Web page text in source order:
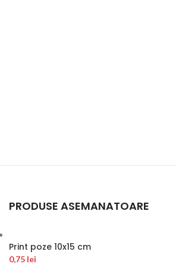
PRODUSE ASEMANATOARE
Print poze 10x15 cm
0,75 lei